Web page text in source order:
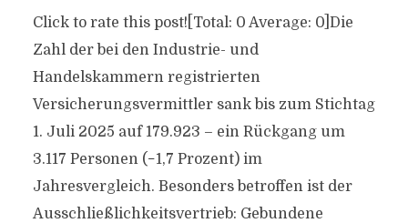
Click to rate this post![Total: 0 Average: 0]Die
Zahl der bei den Industrie- und
Handelskammern registrierten
Versicherungsvermittler sank bis zum Stichtag
1. Juli 2025 auf 179.923 – ein Rückgang um
3.117 Personen (−1,7 Prozent) im
Jahresvergleich. Besonders betroffen ist der
Ausschließlichkeitsvertrieb: Gebundene